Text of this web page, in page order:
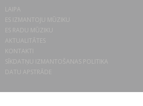
LAIPA
ES IZMANTOJU MŪZIKU
ES RADU MŪZIKU
AKTUALITĀTES
KONTAKTI
SĪKDATŅU IZMANTOŠANAS POLITIKA
DATU APSTRĀDE